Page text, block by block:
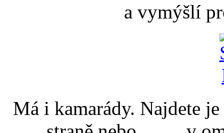
a vymýšlí
Má i kamarády.